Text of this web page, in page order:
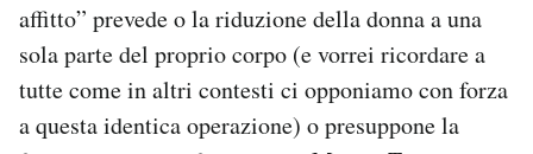
affitto” prevede o la riduzione della donna a una
sola parte del proprio corpo (e vorrei ricordare a
tutte come in altri contesti ci opponiamo con forza
a questa identica operazione) o presuppone la